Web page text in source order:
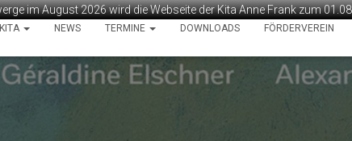
im August 2026 wird die Webseite der Kita Anne Frank zum
KITA NEWS TERMINE DOWNLOADS FÖRDERVEREIN